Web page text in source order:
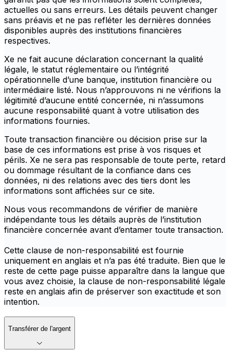
actuelles ou sans erreurs. Les détails peuvent changer
sans préavis et ne pas refléter les dernières données
disponibles auprès des institutions financières
respectives.
Xe ne fait aucune déclaration concernant la qualité
légale, le statut réglementaire ou l’intégrité
opérationnelle d’une banque, institution financière ou
intermédiaire listé. Nous n’approuvons ni ne vérifions la
légitimité d’aucune entité concernée, ni n’assumons
aucune responsabilité quant à votre utilisation des
informations fournies.
Toute transaction financière ou décision prise sur la
base de ces informations est prise à vos risques et
périls. Xe ne sera pas responsable de toute perte, retard
ou dommage résultant de la confiance dans ces
données, ni des relations avec des tiers dont les
informations sont affichées sur ce site.
Nous vous recommandons de vérifier de manière
indépendante tous les détails auprès de l’institution
financière concernée avant d’entamer toute transaction.
Cette clause de non-responsabilité est fournie
uniquement en anglais et n’a pas été traduite. Bien que le
reste de cette page puisse apparaître dans la langue que
vous avez choisie, la clause de non-responsabilité légale
reste en anglais afin de préserver son exactitude et son
intention.
Transférer de l'argent